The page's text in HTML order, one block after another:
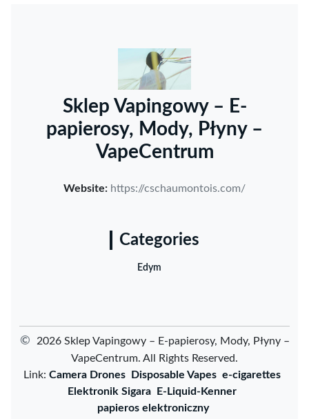
Sklep Vapingowy – E-
papierosy, Mody, Płyny –
VapeCentrum
Website: https://cschaumontois.com/
Categories
Edym
©
2026 Sklep Vapingowy – E-papierosy, Mody, Płyny –
VapeCentrum. All Rights Reserved.
Link: Camera Drones Disposable Vapes e-cigarettes
Elektronik Sigara
E-Liquid-Kenner
papieros elektroniczny